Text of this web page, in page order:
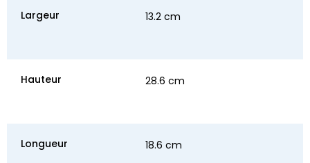
Largeur 13.2 cm
Hauteur 28.6 cm
Longueur 18.6 cm